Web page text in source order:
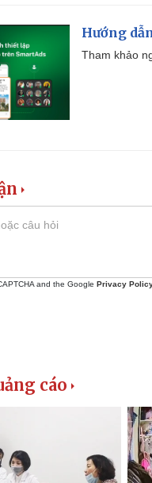
Hướng
Tham khảo
and the Google Privacy